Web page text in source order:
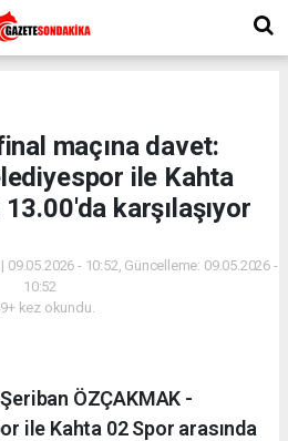
maçına davet:
ile Kahta
karşılaşıyor
- 10:52, Güncelleme: 09.05.2026 -
10:52
kez okundu.
ÖZÇAKMAK -
ile Kahta 02 Spor arasında